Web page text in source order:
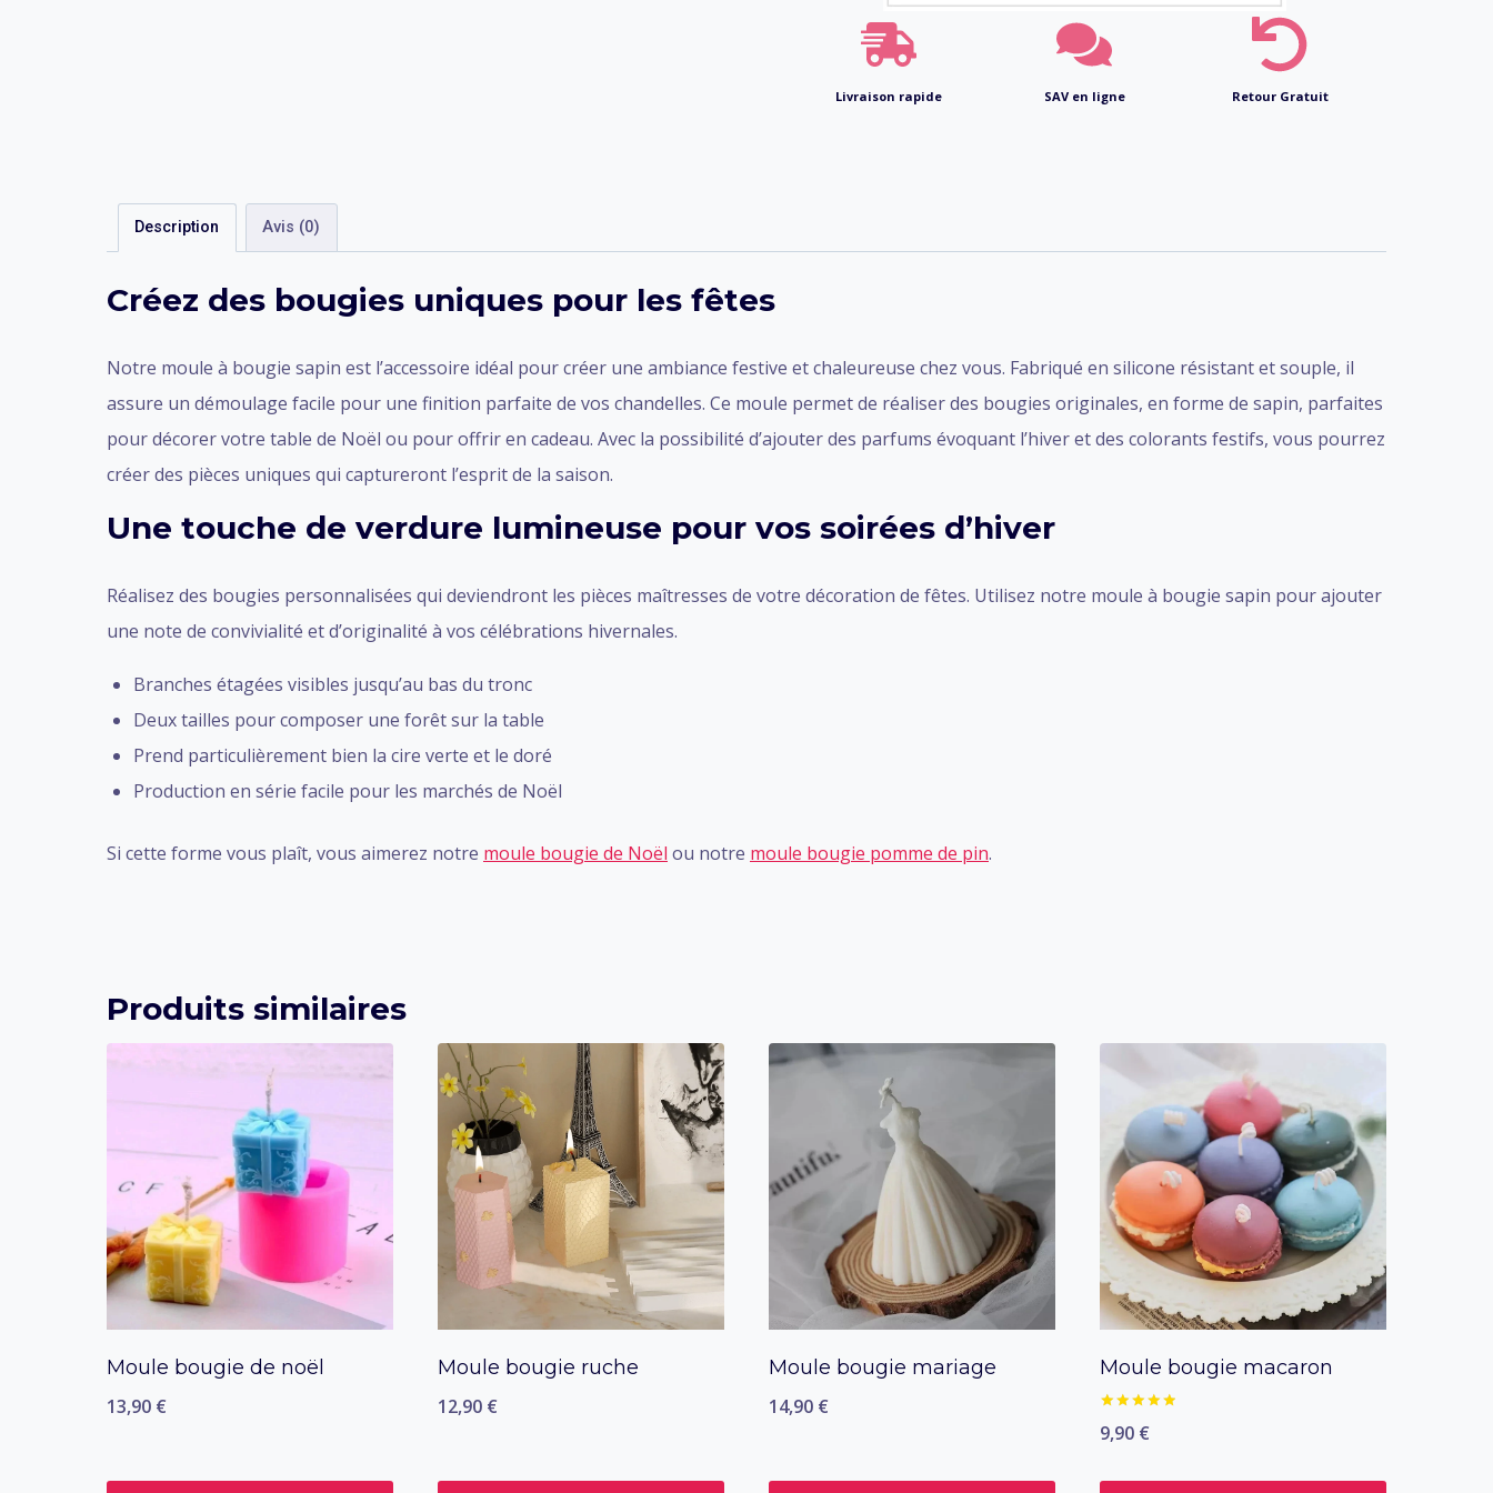
Livraison rapide SAV en ligne Retour Gratuit
Description Avis (0)
Créez des bougies uniques pour les fêtes
Notre moule à bougie sapin est l’accessoire idéal pour créer une ambiance festive et chaleureuse chez vous. Fabriqué en silicone résistant et souple, il
assure un démoulage facile pour une finition parfaite de vos chandelles. Ce moule permet de réaliser des bougies originales, en forme de sapin, parfaites
pour décorer votre table de Noël ou pour offrir en cadeau. Avec la possibilité d’ajouter des parfums évoquant l’hiver et des colorants festifs, vous pourrez
créer des pièces uniques qui captureront l’esprit de la saison.
Une touche de verdure lumineuse pour vos soirées d’hiver
Réalisez des bougies personnalisées qui deviendront les pièces maîtresses de votre décoration de fêtes. Utilisez notre moule à bougie sapin pour ajouter
une note de convivialité et d’originalité à vos célébrations hivernales.
Branches étagées visibles jusqu’au bas du tronc
Deux tailles pour composer une forêt sur la table
Prend particulièrement bien la cire verte et le doré
Production en série facile pour les marchés de Noël
Si cette forme vous plaît, vous aimerez notre moule bougie de Noël ou notre moule bougie pomme de pin.
Produits similaires
Moule bougie de noël
13,90 €
Moule bougie ruche
12,90 €
Moule bougie mariage
14,90 €
Moule bougie macaron
Note5.00
9,90 €